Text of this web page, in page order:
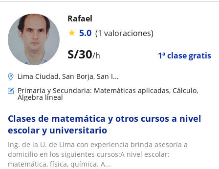
S/30/h 1ª clase gratis
Rafael
★ 5.0 (1 valoraciones)
Lima Ciudad, San Borja, San I...
Primaria y Secundaria: Matemáticas aplicadas, Cálculo,
Álgebra lineal
Clases de matemática y otros cursos a nivel
escolar y universitario
Ing. de la U. de Lima con experiencia brinda asesoría a
domicilio en los siguientes cursos:A nivel escolar:
matemática, física, química. A...